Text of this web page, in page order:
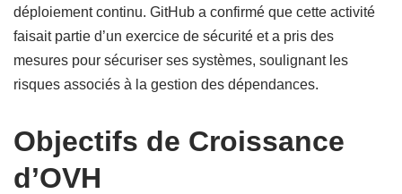
déploiement continu. GitHub a confirmé que cette activité
faisait partie d’un exercice de sécurité et a pris des
mesures pour sécuriser ses systèmes, soulignant les
risques associés à la gestion des dépendances.
Objectifs de Croissance
d’OVH